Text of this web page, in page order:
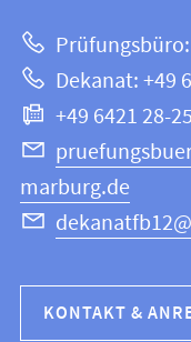
Website
und
Informatik
Dekanat: +49
+49 6421 28-
marburg.de
KONTAKT &